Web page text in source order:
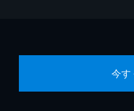
今す